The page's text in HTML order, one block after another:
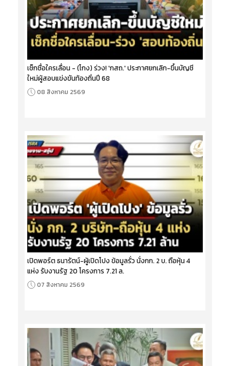
เช็กชื่อใครเลื่อน - (โกง) ร่วง! 'กสถ.' ประกาศยกเลิก-ขึ้นบัญชี
ใหม่ผู้สอบแข่งขันท้องถิ่นปี 68
08 สิงหาคม 2569
เปิดพอร์ต ธนารัตน์-ผู้เปิดโปง ข้อมูลรั่ว นั่งกก. 2 บ. ถือหุ้น 4
แห่ง รับงานรัฐ 20 โครงการ 7.21 ล.
07 สิงหาคม 2569